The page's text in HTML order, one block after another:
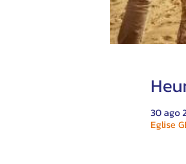
30 ago
Eglise